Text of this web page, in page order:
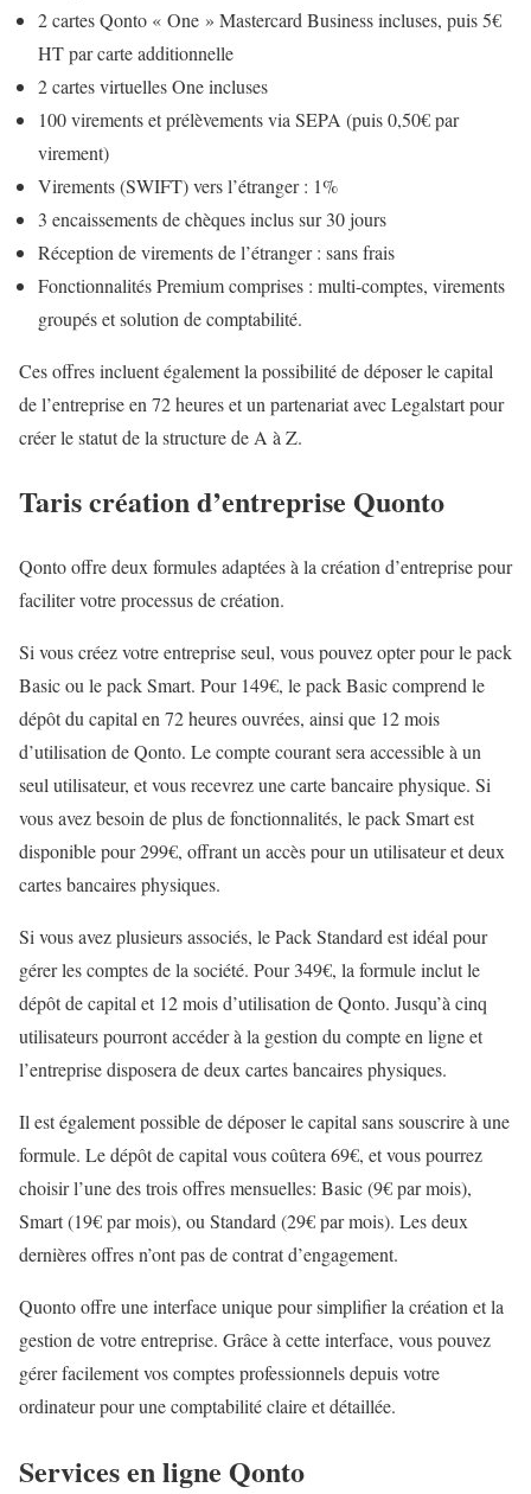
2 cartes Qonto « One » Mastercard Business incluses, puis 5€
HT par carte additionnelle
2 cartes virtuelles One incluses
100 virements et prélèvements via SEPA (puis 0,50€ par
virement)
Virements (SWIFT) vers l’étranger : 1%
3 encaissements de chèques inclus sur 30 jours
Réception de virements de l’étranger : sans frais
Fonctionnalités Premium comprises : multi-comptes, virements
groupés et solution de comptabilité.
Ces offres incluent également la possibilité de déposer le capital
de l’entreprise en 72 heures et un partenariat avec Legalstart pour
créer le statut de la structure de A à Z.
Taris création d’entreprise Quonto
Qonto offre deux formules adaptées à la création d’entreprise pour
faciliter votre processus de création.
Si vous créez votre entreprise seul, vous pouvez opter pour le pack
Basic ou le pack Smart. Pour 149€, le pack Basic comprend le
dépôt du capital en 72 heures ouvrées, ainsi que 12 mois
d’utilisation de Qonto. Le compte courant sera accessible à un
seul utilisateur, et vous recevrez une carte bancaire physique. Si
vous avez besoin de plus de fonctionnalités, le pack Smart est
disponible pour 299€, offrant un accès pour un utilisateur et deux
cartes bancaires physiques.
Si vous avez plusieurs associés, le Pack Standard est idéal pour
gérer les comptes de la société. Pour 349€, la formule inclut le
dépôt de capital et 12 mois d’utilisation de Qonto. Jusqu’à cinq
utilisateurs pourront accéder à la gestion du compte en ligne et
l’entreprise disposera de deux cartes bancaires physiques.
Il est également possible de déposer le capital sans souscrire à une
formule. Le dépôt de capital vous coûtera 69€, et vous pourrez
choisir l’une des trois offres mensuelles: Basic (9€ par mois),
Smart (19€ par mois), ou Standard (29€ par mois). Les deux
dernières offres n’ont pas de contrat d’engagement.
Quonto offre une interface unique pour simplifier la création et la
gestion de votre entreprise. Grâce à cette interface, vous pouvez
gérer facilement vos comptes professionnels depuis votre
ordinateur pour une comptabilité claire et détaillée.
Services en ligne Qonto